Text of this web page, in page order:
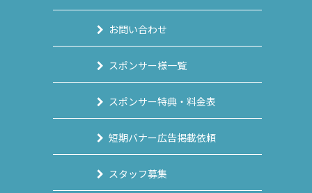
お問い合わせ
スポンサー様一覧
スポンサー特典・料金表
短期バナー広告掲載依頼
スタッフ募集